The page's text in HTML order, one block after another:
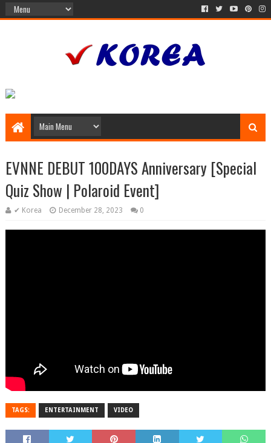
EVNNE DEBUT 100DAYS Anniversary [Special
Quiz Show | Polaroid Event]
✔ Korea December 28, 2023 0
TAGS: ENTERTAINMENT VIDEO